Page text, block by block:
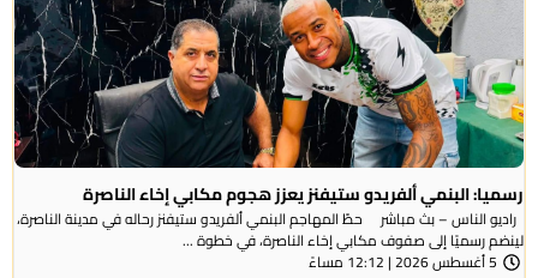
رسميا: البنمي ألفريدو ستيفنز يعزز هجوم مكابي إخاء الناصرة
راديو الناس – بث مباشر حطّ المهاجم البنمي ألفريدو ستيفنز رحاله في مدينة الناصرة،
لينضم رسميًا إلى صفوف مكابي إخاء الناصرة، في خطوة ...
5 أغسطس 2026 | 12:12 مساءً